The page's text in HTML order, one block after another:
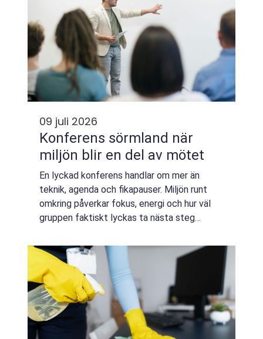
09 juli 2026
Konferens sörmland när
miljön blir en del av mötet
En lyckad konferens handlar om mer än
teknik, agenda och fikapauser. Miljön runt
omkring påverkar fokus, energi och hur väl
gruppen faktiskt lyckas ta nästa steg
val för många företag som vill kombinera...